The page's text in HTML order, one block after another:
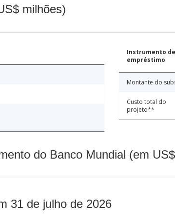
milhões)
Instrumento de
empréstimo
Montante do
Custo total do
projeto**
do Banco Mundial (em
31 de julho de 2026